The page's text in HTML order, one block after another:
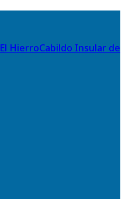
Cabildo Insular de